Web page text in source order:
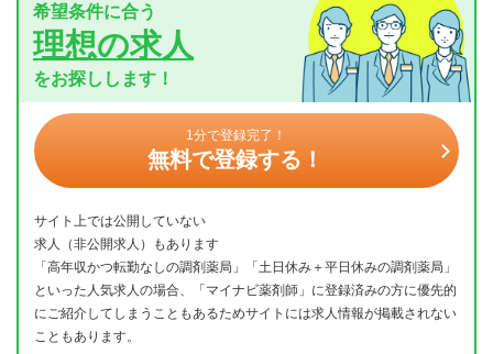
希望条件に合う
理想の求人
をお探しします！
1分で登録完了！
無料で登録する！
サイト上では公開していない
求人（非公開求人）もあります
「高年収かつ転勤なしの調剤薬局」「土日休み＋平日休みの調剤薬局」
といった人気求人の場合、「マイナビ薬剤師」に登録済みの方に優先的
にご紹介してしまうこともあるためサイトには求人情報が掲載されない
こともあります。